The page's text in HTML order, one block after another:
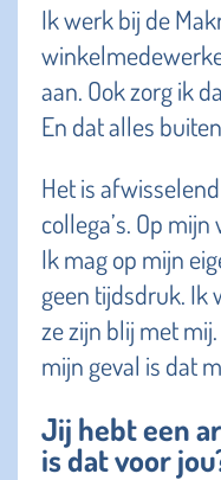
Ik werk bij de
aan. Ook zorg ik
En dat alles
Het is
collega’s. Op
Ik mag op mijn
geen tijdsdruk. Ik
ze zijn blij met
mijn geval is dat
Jij hebt een
is dat voor